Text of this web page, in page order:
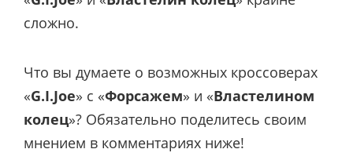
сложно.
Что вы думаете о возможных кроссоверах
«G.I.Joe» с «Форсажем» и «Властелином
колец»? Обязательно поделитесь своим
мнением в комментариях ниже!